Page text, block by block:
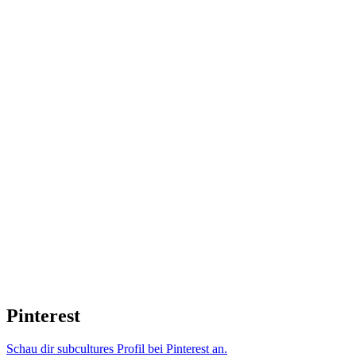
Pinterest
Schau dir subcultures Profil bei Pinterest an.